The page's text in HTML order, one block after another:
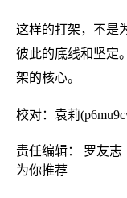
这样的打架，不是
彼此的底线和坚定
架的核心。
校对：袁莉
责任编辑： 罗友志
为你推荐